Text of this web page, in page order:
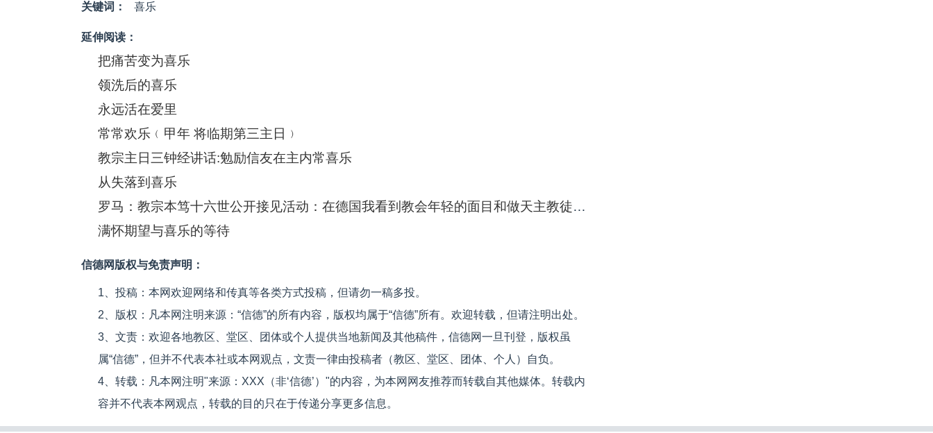
关键词： 喜乐
延伸阅读：
把痛苦变为喜乐
领洗后的喜乐
永远活在爱里
常常欢乐﹙甲年 将临期第三主日﹚
教宗主日三钟经讲话:勉励信友在主内常喜乐
从失落到喜乐
罗马：教宗本笃十六世公开接见活动：在德国我看到教会年轻的面目和做天主教徒的喜乐
满怀期望与喜乐的等待
信德网版权与免责声明：
1、投稿：本网欢迎网络和传真等各类方式投稿，但请勿一稿多投。
2、版权：凡本网注明来源：“信德”的所有内容，版权均属于“信德”所有。欢迎转载，但请注明出处。
3、文责：欢迎各地教区、堂区、团体或个人提供当地新闻及其他稿件，信德网一旦刊登，版权虽
属“信德”，但并不代表本社或本网观点，文责一律由投稿者（教区、堂区、团体、个人）自负。
4、转载：凡本网注明"来源：XXX（非‘信德’）"的内容，为本网网友推荐而转载自其他媒体。转载内
容并不代表本网观点，转载的目的只在于传递分享更多信息。